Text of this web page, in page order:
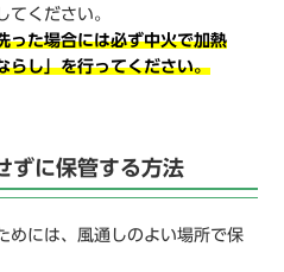
てください。
った場合には必ず中火で加熱
らし」を行ってください。
ずに保管する方法
めには、風通しのよい場所で保